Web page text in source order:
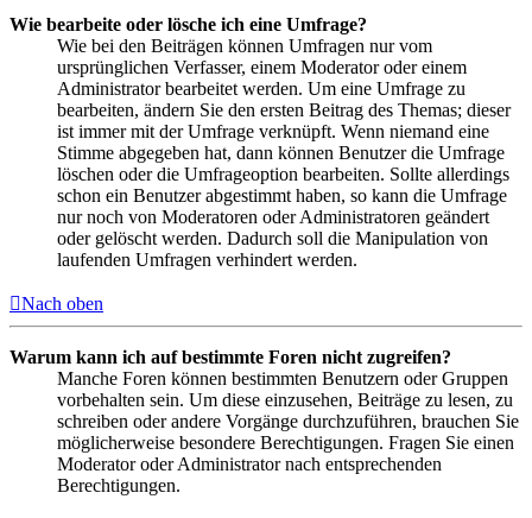
Wie bearbeite oder lösche ich eine Umfrage?
Wie bei den Beiträgen können Umfragen nur vom
ursprünglichen Verfasser, einem Moderator oder einem
Administrator bearbeitet werden. Um eine Umfrage zu
bearbeiten, ändern Sie den ersten Beitrag des Themas; dieser
ist immer mit der Umfrage verknüpft. Wenn niemand eine
Stimme abgegeben hat, dann können Benutzer die Umfrage
löschen oder die Umfrageoption bearbeiten. Sollte allerdings
schon ein Benutzer abgestimmt haben, so kann die Umfrage
nur noch von Moderatoren oder Administratoren geändert
oder gelöscht werden. Dadurch soll die Manipulation von
laufenden Umfragen verhindert werden.
Nach oben
Warum kann ich auf bestimmte Foren nicht zugreifen?
Manche Foren können bestimmten Benutzern oder Gruppen
vorbehalten sein. Um diese einzusehen, Beiträge zu lesen, zu
schreiben oder andere Vorgänge durchzuführen, brauchen Sie
möglicherweise besondere Berechtigungen. Fragen Sie einen
Moderator oder Administrator nach entsprechenden
Berechtigungen.